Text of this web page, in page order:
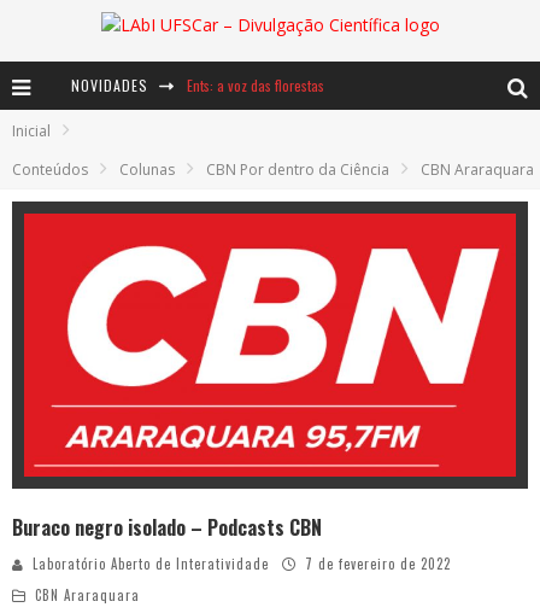
NOVIDADES Ents: a voz das florestas
Inicial
Conteúdos
Colunas CBN Por dentro da Ciência CBN Araraquara
Buraco negro isolado – Podcasts CBN
Laboratório Aberto de Interatividade
7 de fevereiro de 2022
CBN Araraquara